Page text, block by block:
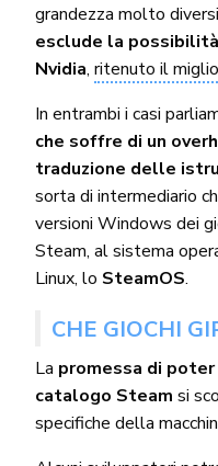
grandezza molto
esclude la
Nvidia, ritenuto il
In entrambi i casi
che soffre di un
traduzione delle
sorta di intermediario
versioni Windows dei
Steam, al sistema
Linux, lo SteamOS.
CHE GIOCHI
La promessa di
catalogo Steam si
specifiche della